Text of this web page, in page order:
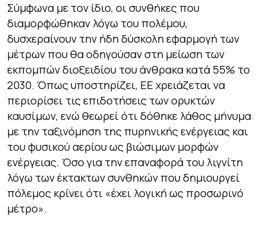
Σύμφωνα με τον ίδιο, οι συνθήκες που
διαμορφώθηκαν λόγω του πολέμου,
δυσχεραίνουν την ήδη δύσκολη εφαρμογή των
μέτρων που θα οδηγούσαν στη μείωση των
εκπομπών διοξειδίου του άνθρακα κατά 55% το
2030. Όπως υποστηρίζει, ΕΕ χρειάζεται να
περιορίσει τις επιδοτήσεις των ορυκτών
καυσίμων, ενώ θεωρεί ότι δόθηκε λάθος μήνυμα
με την ταξινόμηση της πυρηνικής ενέργειας και
του φυσικού αερίου ως βιώσιμων μορφών
ενέργειας. Όσο για την επαναφορά του λιγνίτη
λόγω των έκτακτων συνθηκών που δημιουργεί
πόλεμος κρίνει ότι «έχει λογική ως προσωρινό
μέτρο».